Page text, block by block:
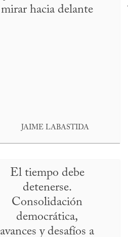
mirar hacia delante
JAIME LABASTIDA
El tiempo debe
detenerse.
Consolidación
democrática,
avances y desafíos a